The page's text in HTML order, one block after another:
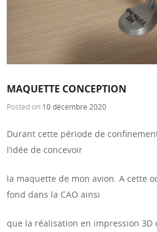
MAQUETTE CONCEPTION
Posted on 10 décembre 2020
Durant cette période de
l’idée de concevoir
la maquette de mon avion. A cette
fond dans la CAO ainsi
que la réalisation en impression 3D